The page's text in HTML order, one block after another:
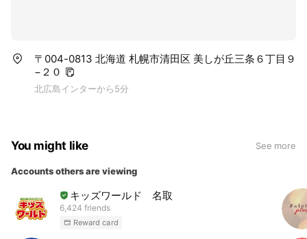
〒004-0813 北海道 札幌市清田区 美しが丘三条６丁目９
−２０
北広島インターから5分
You might like See more
Accounts others are viewing
キッズワールド 名取
6,424 friends
Reward card